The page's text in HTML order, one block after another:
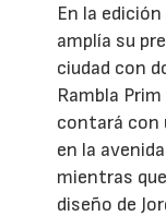
En la
amplía su
ciudad con
Rambla
contará con
en la
mientras
diseño de